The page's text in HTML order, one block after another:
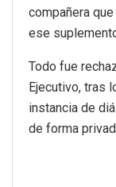
compañera
ese
Todo fue
Ejecutivo, tras
instancia de
de forma